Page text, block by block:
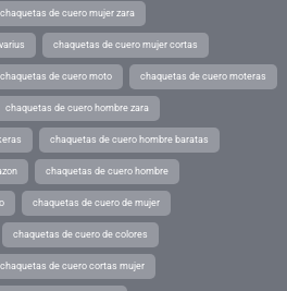
chaquetas de cuero mujer zara
chaquetas de cuero mujer cortas
chaquetas de cuero moto chaquetas de cuero moteras
chaquetas de cuero hombre zara
chaquetas de cuero hombre baratas
chaquetas de cuero hombre
chaquetas de cuero de mujer
chaquetas de cuero de colores
chaquetas de cuero cortas mujer